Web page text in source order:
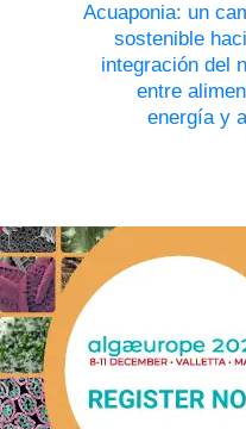
Acuaponia: un
sostenible
integración del
entre
energía y